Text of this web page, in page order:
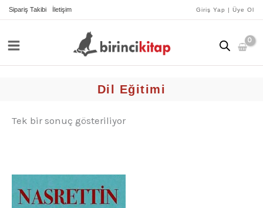
İçeriğe
Sipariş Takibi İletişim Giriş Yap | Üye Ol
Dil Eğitimi
Tek bir sonuç gösteriliyor